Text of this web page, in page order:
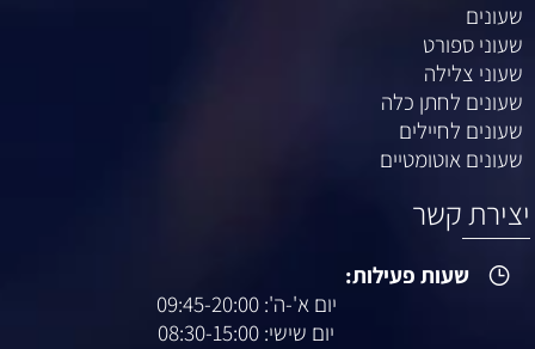
שעונים
שעוני ספורט
שעוני צלילה
שעונים לחתן כלה
שעונים לחיילים
שעונים אוטומטיים
יצירת קשר
שעות פעילות:
יום א'-ה': 09:45-20:00
יום שישי: 08:30-15:00